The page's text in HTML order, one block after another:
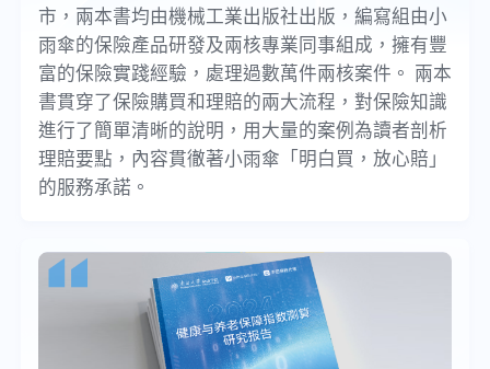
市，兩本書均由機械工業出版社出版，編寫組由小
雨傘的保險產品研發及兩核專業同事組成，擁有豐
富的保險實踐經驗，處理過數萬件兩核案件。 兩本
書貫穿了保險購買和理賠的兩大流程，對保險知識
進行了簡單清晰的說明，用大量的案例為讀者剖析
理賠要點，內容貫徹著小雨傘「明白買，放心賠」
的服務承諾。